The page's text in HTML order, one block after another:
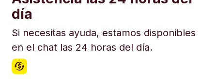
día
Si necesitas ayuda, estamos disponibles
en el chat las 24 horas del día.